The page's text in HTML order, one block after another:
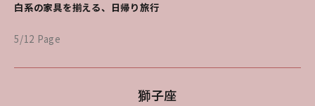
白系の家具を揃える、日帰り旅行
5/12 Page
獅子座